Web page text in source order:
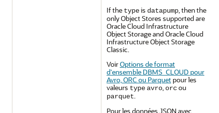
If the typeis datapump, then the
only Object Stores supported are
Oracle Cloud Infrastructure
Object Storage and Oracle Cloud
Infrastructure Object Storage
Classic.
VoirOptions de format
d'ensemble DBMS_CLOUD pour
Avro, ORC ou Parquet pour les
valeurs type avro, orcou
parquet.
Pour les données JSON avec